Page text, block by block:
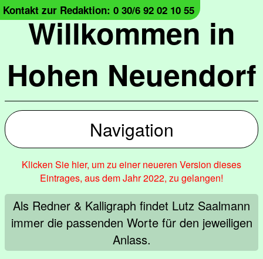
Willkommen in
Hohen Neuendorf
Kontakt zur Redaktion: 0 30/6 92 02 10 55
Navigation
Klicken Sie hier, um zu einer neueren Version dieses
Eintrages, aus dem Jahr 2022, zu gelangen!
Als Redner & Kalligraph findet Lutz Saalmann
immer die passenden Worte für den jeweiligen
Anlass.